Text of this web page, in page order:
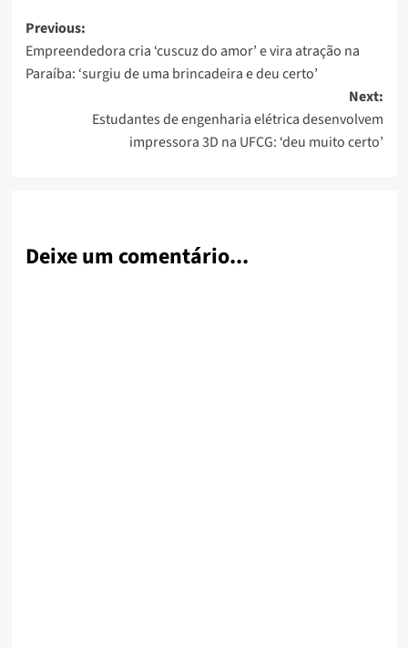
Post
navigation
Previous:
Empreendedora cria ‘cuscuz do amor’ e vira atração na
Paraíba: ‘surgiu de uma brincadeira e deu certo’
Next:
Estudantes de engenharia elétrica desenvolvem
impressora 3D na UFCG: ‘deu muito certo’
Deixe um comentário...